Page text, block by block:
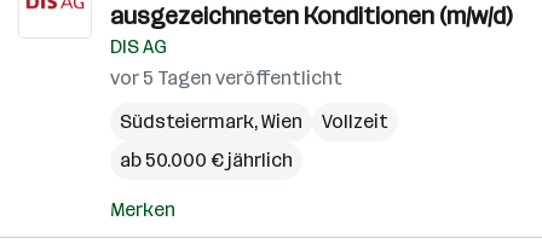
ausgezeichneten Konditionen (m/w/d)
DIS AG
vor 5 Tagen veröffentlicht
Südsteiermark,Wien
Vollzeit
ab 50.000 € jährlich
Merken